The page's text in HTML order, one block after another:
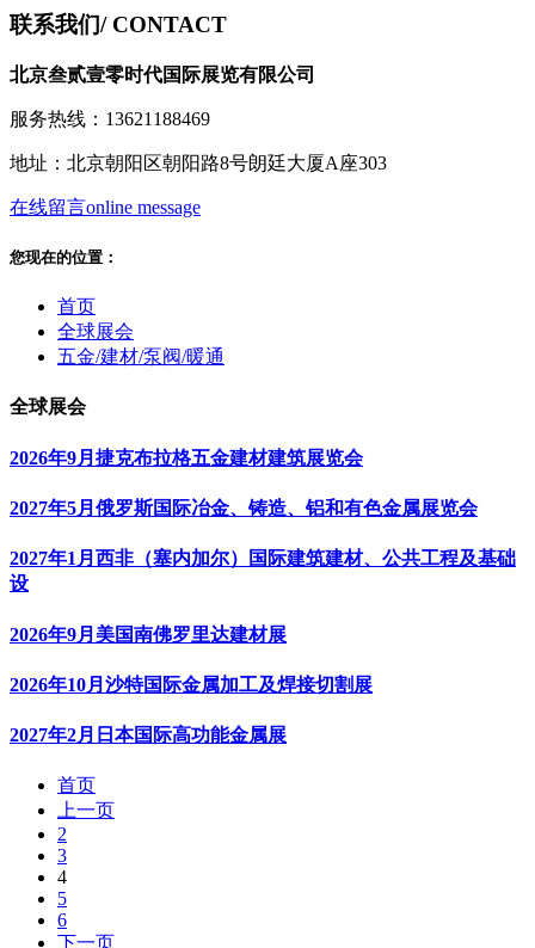
联系我们/ CONTACT
北京叁贰壹零时代国际展览有限公司
服务热线：13621188469
地址：北京朝阳区朝阳路8号朗廷大厦A座303
在线留言online message
您现在的位置：
首页
全球展会
五金/建材/泵阀/暖通
全球展会
2026年9月捷克布拉格五金建材建筑展览会
2027年5月俄罗斯国际冶金、铸造、铝和有色金属展览会
2027年1月西非（塞内加尔）国际建筑建材、公共工程及基础
设
2026年9月美国南佛罗里达建材展
2026年10月沙特国际金属加工及焊接切割展
2027年2月日本国际高功能金属展
首页
上一页
2
3
4
5
6
下一页